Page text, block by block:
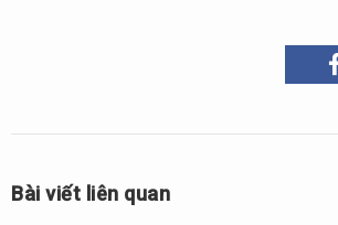
Bài viết liên quan